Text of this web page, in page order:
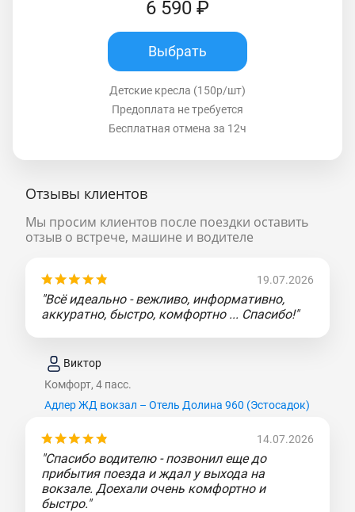
6 590 ₽
Выбрать
Детские кресла (150р/шт)
Предоплата не требуется
Бесплатная отмена за 12ч
Отзывы клиентов
Мы просим клиентов после поездки оставить
отзыв о встрече, машине и водителе
19.07.2026
"Всё идеально - вежливо, информативно,
аккуратно, быстро, комфортно ... Спасибо!"
Виктор
Комфорт, 4 пасс.
Адлер ЖД вокзал – Отель Долина 960 (Эcтocaдoк)
14.07.2026
"Спасибо водителю - позвонил еще до
прибытия поезда и ждал у выхода на
вокзале. Доехали очень комфортно и
быстро."